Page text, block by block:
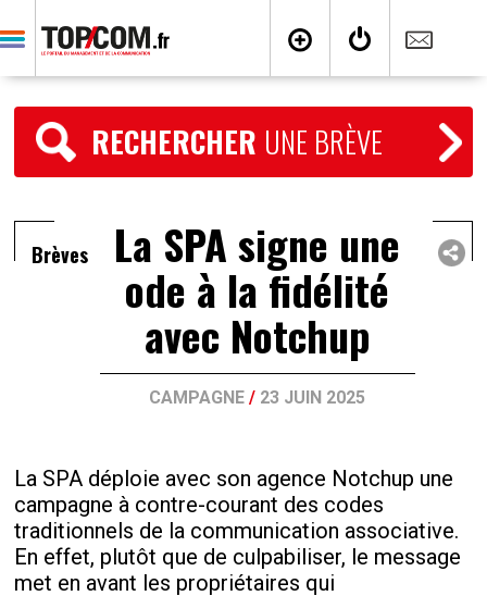
RECHERCHER UNE BRÈVE
Brèves La SPA signe une
ode à la fidélité
avec Notchup
CAMPAGNE / 23 JUIN 2025
La SPA déploie avec son agence Notchup une
campagne à contre-courant des codes
traditionnels de la communication associative.
En effet, plutôt que de culpabiliser, le message
met en avant les propriétaires qui